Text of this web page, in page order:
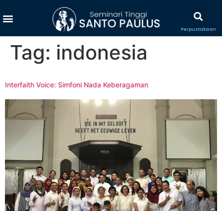
Perpustakaan
Tag: indonesia
Interfaith Voice: Simfoni Nada Keberagaman